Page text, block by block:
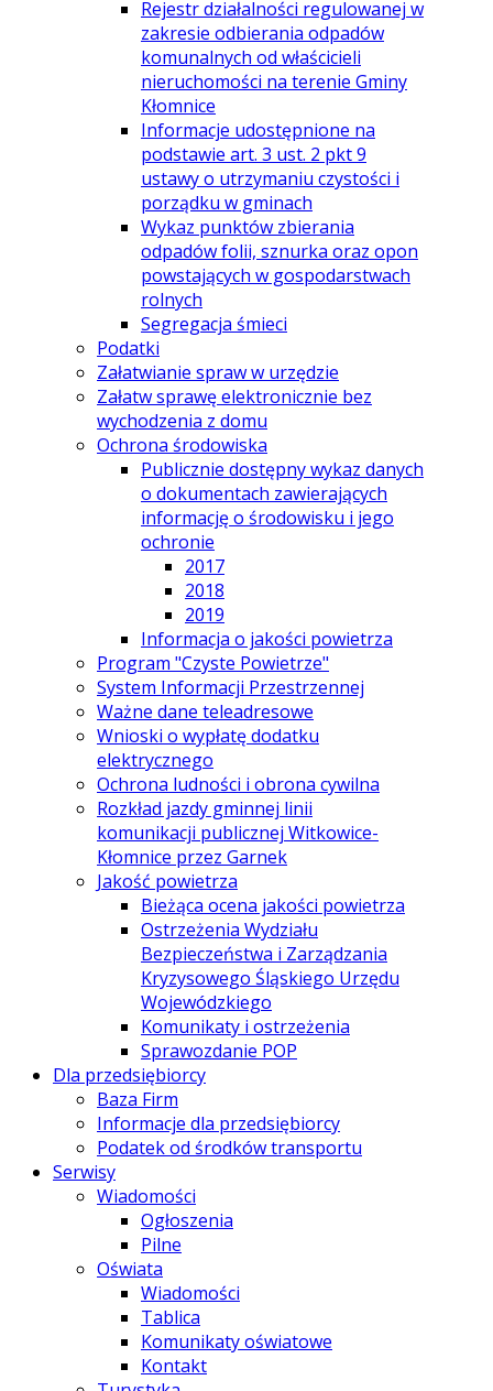
Rejestr działalności regulowanej w
zakresie odbierania odpadów
komunalnych od właścicieli
nieruchomości na terenie Gminy
Kłomnice
Informacje udostępnione na
podstawie art. 3 ust. 2 pkt 9
ustawy o utrzymaniu czystości i
porządku w gminach
Wykaz punktów zbierania
odpadów folii, sznurka oraz opon
powstających w gospodarstwach
rolnych
Segregacja śmieci
Podatki
Załatwianie spraw w urzędzie
Załatw sprawę elektronicznie bez
wychodzenia z domu
Ochrona środowiska
Publicznie dostępny wykaz danych
o dokumentach zawierających
informację o środowisku i jego
ochronie
2017
2018
2019
Informacja o jakości powietrza
Program "Czyste Powietrze"
System Informacji Przestrzennej
Ważne dane teleadresowe
Wnioski o wypłatę dodatku
elektrycznego
Ochrona ludności i obrona cywilna
Rozkład jazdy gminnej linii
komunikacji publicznej Witkowice-
Kłomnice przez Garnek
Jakość powietrza
Bieżąca ocena jakości powietrza
Ostrzeżenia Wydziału
Bezpieczeństwa i Zarządzania
Kryzysowego Śląskiego Urzędu
Wojewódzkiego
Komunikaty i ostrzeżenia
Sprawozdanie POP
Dla przedsiębiorcy
Baza Firm
Informacje dla przedsiębiorcy
Podatek od środków transportu
Serwisy
Wiadomości
Ogłoszenia
Pilne
Oświata
Wiadomości
Tablica
Komunikaty oświatowe
Kontakt